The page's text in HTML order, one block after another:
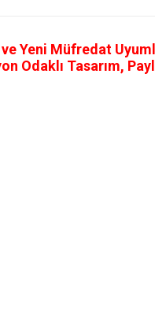
Yeni Müfredat
Odaklı Tasarım,